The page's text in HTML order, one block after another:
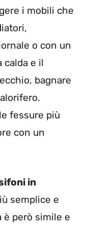
i mobili che
o con un
calda e il
, bagnare
fessure più
con un
in
semplice e
è però simile e